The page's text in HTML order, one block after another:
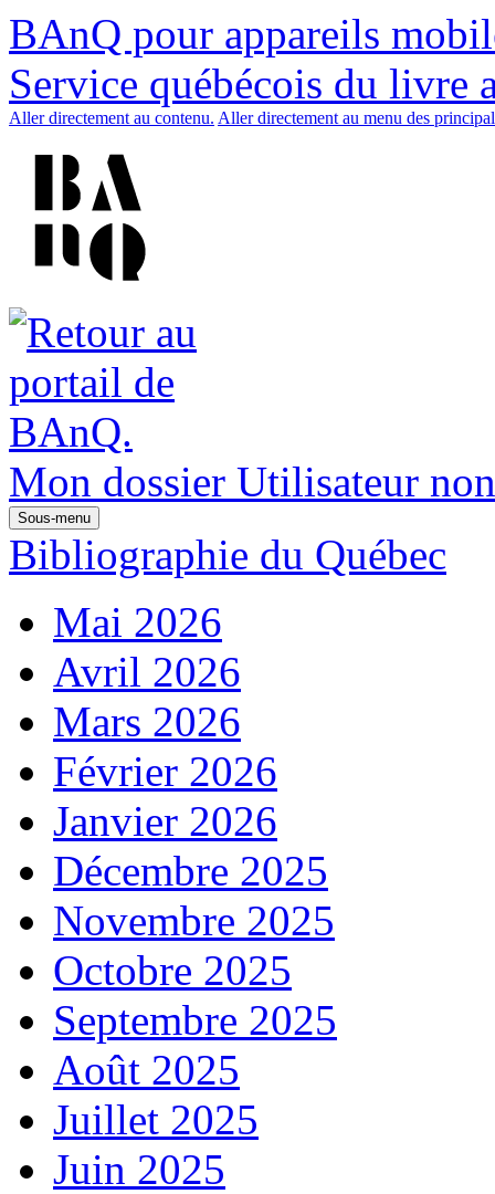
BAnQ pour appareils
Service québécois du livre
Aller directement au contenu. Aller directement au menu des
Mon dossier Utilisateur
Sous-menu
Bibliographie du Québec
Mai 2026
Avril 2026
Mars 2026
Février 2026
Janvier 2026
Décembre 2025
Novembre 2025
Octobre 2025
Septembre 2025
Août 2025
Juillet 2025
Juin 2025